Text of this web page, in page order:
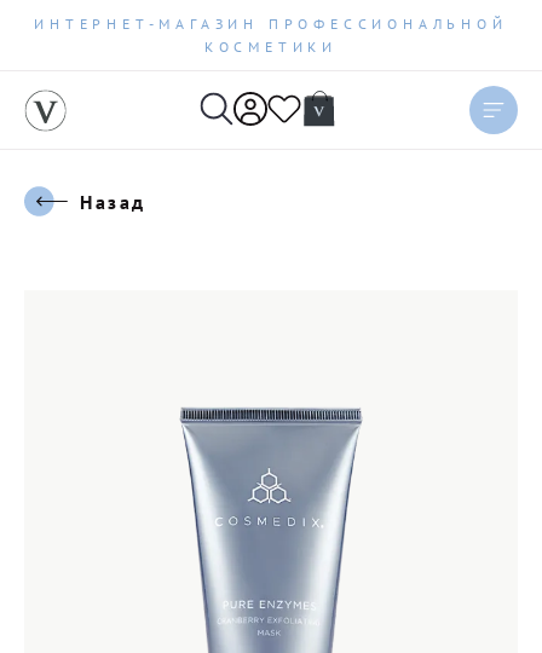
ИНТЕРНЕТ-МАГАЗИН ПРОФЕССИОНАЛЬНОЙ
КОСМЕТИКИ
Назад